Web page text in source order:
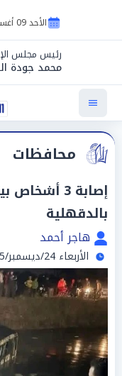
الأحد 09 أغسطس 2026
رئيس مجلس
محمد جودة
محافظات
إصابة 3
بالدقهلية
هاجر أحمد
الأربعاء 24/ديسمبر/2025 - 08:49 م